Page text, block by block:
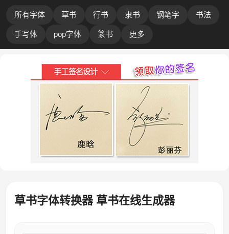
所有字体 草书 行书 隶书 钢笔字 书法
手写体 pop字体 篆书 更多
草书字体转换器 草书在线生成器